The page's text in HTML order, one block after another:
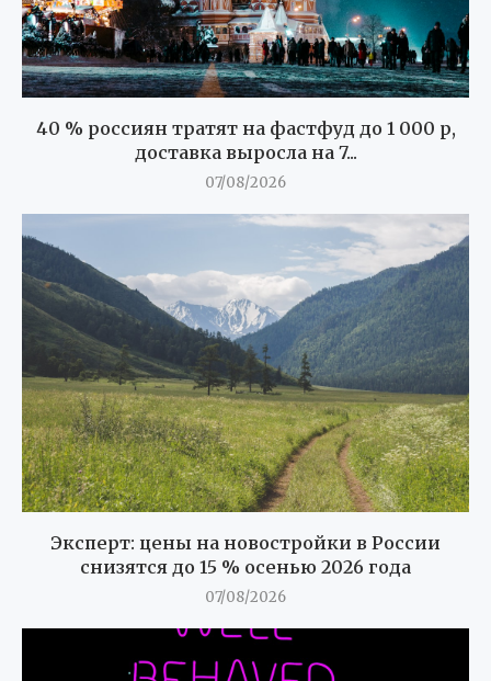
40 % россиян тратят на фастфуд до 1 000 р,
доставка выросла на 7...
07/08/2026
Эксперт: цены на новостройки в России
снизятся до 15 % осенью 2026 года
07/08/2026